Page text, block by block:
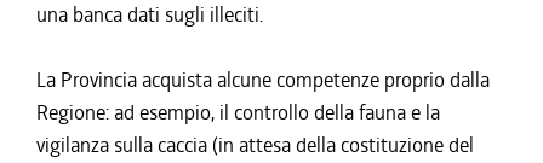
una banca dati sugli illeciti.
La Provincia acquista alcune competenze proprio dalla
Regione: ad esempio, il controllo della fauna e la
vigilanza sulla caccia (in attesa della costituzione del